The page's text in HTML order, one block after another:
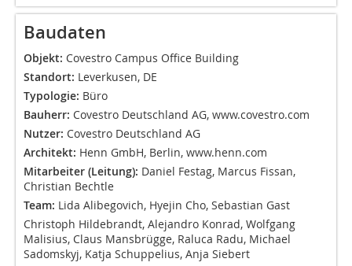
Baudaten
Objekt: Covestro Campus Office Building
Standort: Leverkusen, DE
Typologie: Büro
Bauherr: Covestro Deutschland AG, www.covestro.com
Nutzer: Covestro Deutschland AG
Architekt: Henn GmbH, Berlin, www.henn.com
Mitarbeiter (Leitung): Daniel Festag, Marcus Fissan,
Christian Bechtle
Team: Lida Alibegovich, Hyejin Cho, Sebastian Gast
Christoph Hildebrandt, Alejandro Konrad, Wolfgang
Malisius, Claus Mansbrügge, Raluca Radu, Michael
Sadomskyj, Katja Schuppelius, Anja Siebert